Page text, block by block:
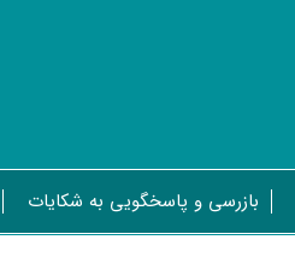
بازرسی و پاسخگویی به شکایات